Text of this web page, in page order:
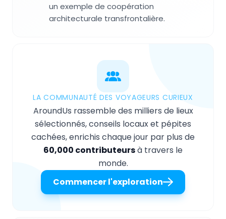
un exemple de coopération
architecturale transfrontalière.
LA COMMUNAUTÉ DES VOYAGEURS CURIEUX
AroundUs rassemble des milliers de lieux
sélectionnés, conseils locaux et pépites
cachées, enrichis chaque jour par plus de
60,000 contributeursà travers le
monde.
Commencer l'exploration